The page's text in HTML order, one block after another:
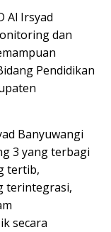
Al Irsyad
dan
Pendidikan
Banyuwangi
3 yang terbagi
tertib,
terintegrasi,
secara